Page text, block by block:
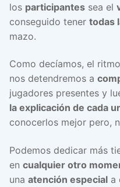
los participantes sea el
conseguido tener todas
mazo.
Como decíamos, el
nos detendremos a
jugadores presentes y
la explicación de cada
conocerlos mejor pero,
Podemos dedicar más
en cualquier otro
una atención especial a